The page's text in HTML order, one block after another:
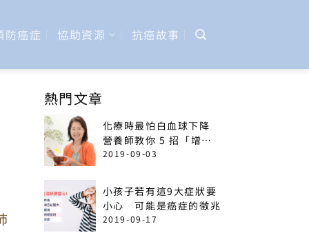
防癌症 協助資源 抗癌故事
熱門文章
化療時最怕白血球下降
營養師教你 5 招「增加
免疫力」菜單
2019-09-03
小孩子若有這9大症狀要
小心 可能是癌症的徵兆
2019-09-17